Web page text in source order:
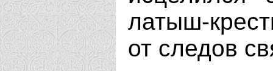
латыш-
от следов